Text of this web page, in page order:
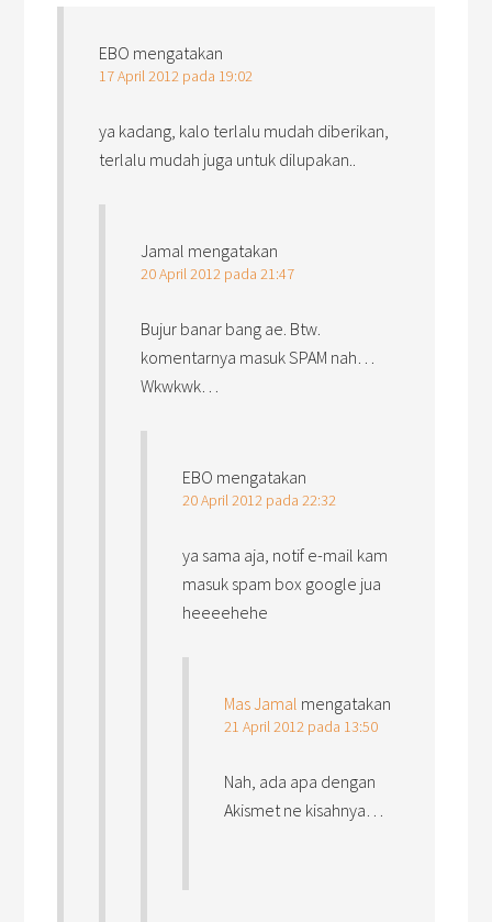
EBO mengatakan
17 April 2012 pada 19:02
ya kadang, kalo terlalu mudah diberikan,
terlalu mudah juga untuk dilupakan..
Jamal mengatakan
20 April 2012 pada 21:47
Bujur banar bang ae. Btw.
komentarnya masuk SPAM nah…
Wkwkwk…
EBO mengatakan
20 April 2012 pada 22:32
ya sama aja, notif e-mail kam
masuk spam box google jua
heeeehehe
Mas Jamal mengatakan
21 April 2012 pada 13:50
Nah, ada apa dengan
Akismet ne kisahnya…